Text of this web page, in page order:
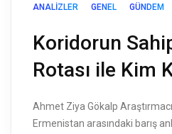
ANALIZLER GENEL GÜNDEM
Koridorun
Rotası ile Kim
Ahmet Ziya Gökalp
Ermenistan arasındaki barış